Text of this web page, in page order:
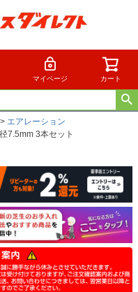
マイページ カート
エアレーション
7.5mm 3本セット